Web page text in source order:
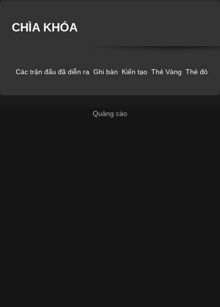
CHÌA KHÓA
Các trận đấu đã diễn ra Ghi bàn Kiến tạo Thẻ Vàng Thẻ đỏ